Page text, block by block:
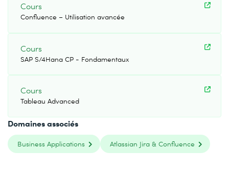
Cours
Confluence – Utilisation avancée
Cours
SAP S/4Hana CP - Fondamentaux
Cours
Tableau Advanced
Domaines associés
Business Applications Atlassian Jira & Confluence